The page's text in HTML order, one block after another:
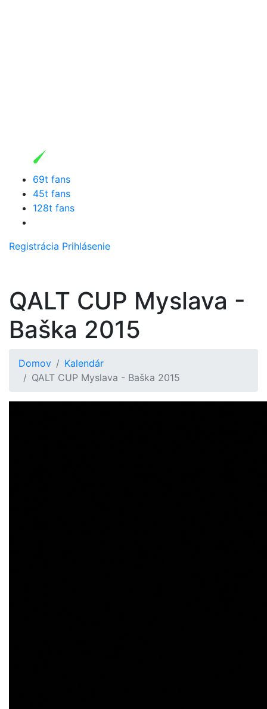
69t fans
45t fans
128t fans
Registrácia Prihlásenie
QALT CUP Myslava -
Baška 2015
Domov
Kalendár
QALT CUP Myslava - Baška 2015